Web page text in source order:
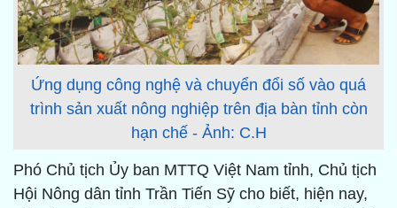
Ứng dụng công nghệ và chuyển đổi số vào quá
trình sản xuất nông nghiệp trên địa bàn tỉnh còn
hạn chế - Ảnh: C.H
Phó Chủ tịch Ủy ban MTTQ Việt Nam tỉnh, Chủ tịch
Hội Nông dân tỉnh Trần Tiến Sỹ cho biết, hiện nay,